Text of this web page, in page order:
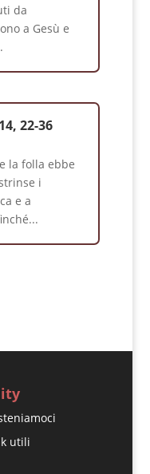
da
a Gesù e
22-36
la folla ebbe
i
e a
utili